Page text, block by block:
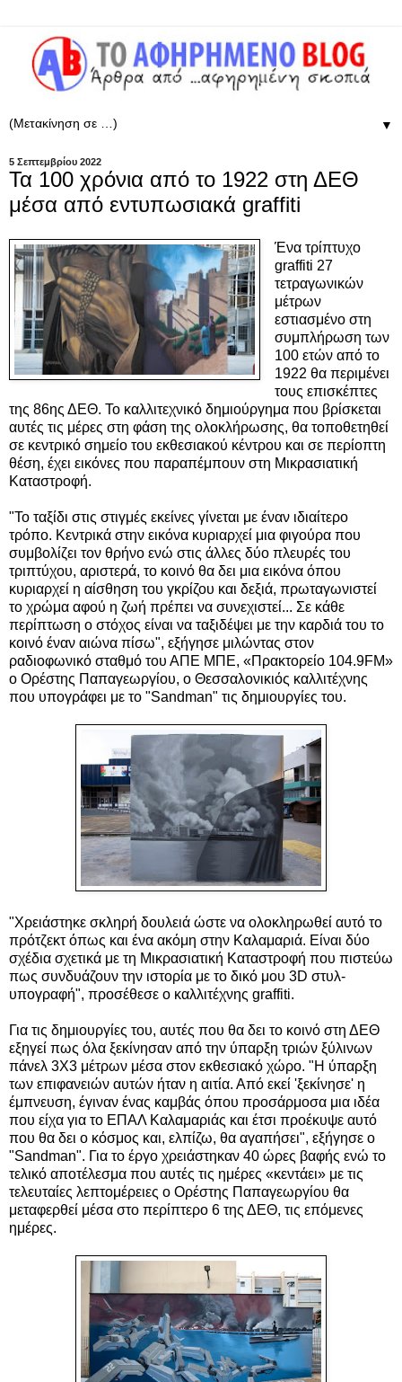
▼
5 Σεπτεμβρίου 2022
Τα 100 χρόνια από το 1922 στη ΔΕΘ
μέσα από εντυπωσιακά graffiti
Ένα τρίπτυχο
graffiti 27
τετραγωνικών
μέτρων
εστιασμένο στη
συμπλήρωση των
100 ετών από το
1922 θα περιμένει
τους επισκέπτες
της 86ης ΔΕΘ. Το καλλιτεχνικό δημιούργημα που βρίσκεται
αυτές τις μέρες στη φάση της ολοκλήρωσης, θα τοποθετηθεί
σε κεντρικό σημείο του εκθεσιακού κέντρου και σε περίοπτη
θέση, έχει εικόνες που παραπέμπουν στη Μικρασιατική
Καταστροφή.
"Το ταξίδι στις στιγμές εκείνες γίνεται με έναν ιδιαίτερο
τρόπο. Κεντρικά στην εικόνα κυριαρχεί μια φιγούρα που
συμβολίζει τον θρήνο ενώ στις άλλες δύο πλευρές του
τριπτύχου, αριστερά, το κοινό θα δει μια εικόνα όπου
κυριαρχεί η αίσθηση του γκρίζου και δεξιά, πρωταγωνιστεί
το χρώμα αφού η ζωή πρέπει να συνεχιστεί... Σε κάθε
περίπτωση ο στόχος είναι να ταξιδέψει με την καρδιά του το
κοινό έναν αιώνα πίσω", εξήγησε μιλώντας στον
ραδιοφωνικό σταθμό του ΑΠΕ ΜΠΕ, «Πρακτορείο 104.9FM»
ο Ορέστης Παπαγεωργίου, ο Θεσσαλονικιός καλλιτέχνης
που υπογράφει με το "Sandman" τις δημιουργίες του.
"Χρειάστηκε σκληρή δουλειά ώστε να ολοκληρωθεί αυτό το
πρότζεκτ όπως και ένα ακόμη στην Καλαμαριά. Είναι δύο
σχέδια σχετικά με τη Μικρασιατική Καταστροφή που πιστεύω
πως συνδυάζουν την ιστορία με το δικό μου 3D στυλ-
υπογραφή", προσέθεσε ο καλλιτέχνης graffiti.
Για τις δημιουργίες του, αυτές που θα δει το κοινό στη ΔΕΘ
εξηγεί πως όλα ξεκίνησαν από την ύπαρξη τριών ξύλινων
πάνελ 3Χ3 μέτρων μέσα στον εκθεσιακό χώρο. "Η ύπαρξη
των επιφανειών αυτών ήταν η αιτία. Από εκεί 'ξεκίνησε' η
έμπνευση, έγιναν ένας καμβάς όπου προσάρμοσα μια ιδέα
που είχα για το ΕΠΑΛ Καλαμαριάς και έτσι προέκυψε αυτό
που θα δει ο κόσμος και, ελπίζω, θα αγαπήσει", εξήγησε ο
"Sandman". Για το έργο χρειάστηκαν 40 ώρες βαφής ενώ το
τελικό αποτέλεσμα που αυτές τις ημέρες «κεντάει» με τις
τελευταίες λεπτομέρειες ο Ορέστης Παπαγεωργίου θα
μεταφερθεί μέσα στο περίπτερο 6 της ΔΕΘ, τις επόμενες
ημέρες.